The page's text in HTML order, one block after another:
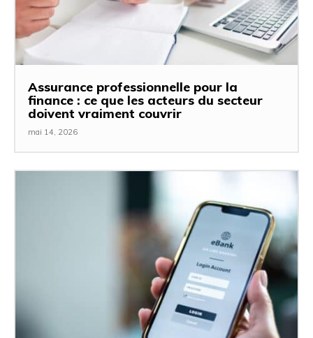
Assurance professionnelle pour la
finance : ce que les acteurs du secteur
doivent vraiment couvrir
mai 14, 2026